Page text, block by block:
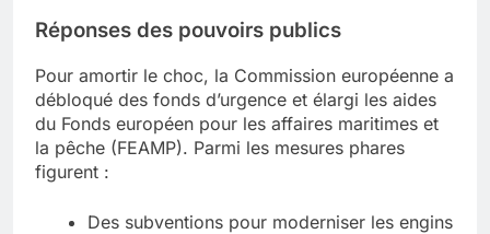
Réponses des pouvoirs publics
Pour amortir le choc, la Commission européenne a
débloqué des fonds d’urgence et élargi les aides
du Fonds européen pour les affaires maritimes et
la pêche (FEAMP). Parmi les mesures phares
figurent :
Des subventions pour moderniser les engins